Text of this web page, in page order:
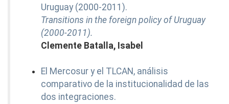
Uruguay (2000-2011).
Transitions in the foreign policy of Uruguay
(2000-2011).
Clemente Batalla, Isabel
El Mercosur y el TLCAN, análisis
comparativo de la institucionalidad de las
dos integraciones.